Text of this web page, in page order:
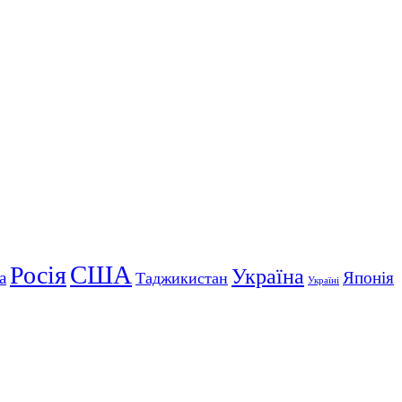
РосіяСША Таджикистан Україна Україні Японія